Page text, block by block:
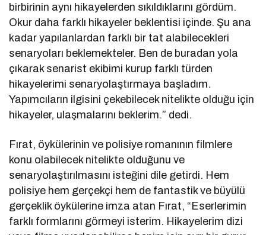
birbirinin aynı hikayelerden sıkıldıklarını gördüm.
Okur daha farklı hikayeler beklentisi içinde. Şu ana
kadar yapılanlardan farklı bir tat alabilecekleri
senaryoları beklemekteler. Ben de buradan yola
çıkarak senarist ekibimi kurup farklı türden
hikayelerimi senaryolaştırmaya başladım.
Yapımcıların ilgisini çekebilecek nitelikte olduğu için
hikayeler, ulaşmalarını beklerim.” dedi.
Fırat, öykülerinin ve polisiye romanının filmlere
konu olabilecek nitelikte olduğunu ve
senaryolaştırılmasını isteğini dile getirdi. Hem
polisiye hem gerçekçi hem de fantastik ve büyülü
gerçeklik öykülerine imza atan Fırat, “Eserlerimin
farklı formlarını görmeyi isterim. Hikayelerim dizi